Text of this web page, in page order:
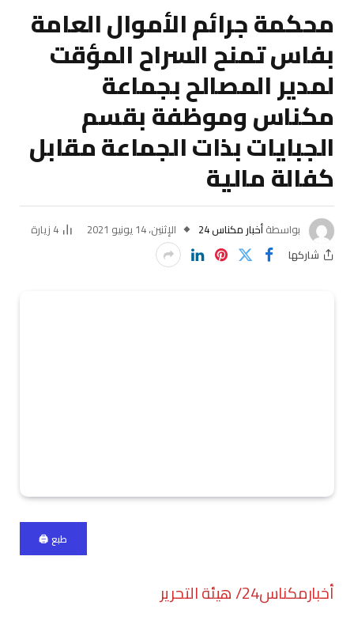
محكمة جرائم الأموال العامة
بفاس تمنح السراح المؤقت
لمدير المصالح بجماعة
مكناس وموظفة بقسم
الجبايات بذات الجماعة مقابل
كفالة مالية
بواسطةأخبار مكناس 24 الإثنين، 14 يونيو 2021 4 زيارة
شاركها
طبع 🖨
أخبارمكناس24/ هيئة التحرير